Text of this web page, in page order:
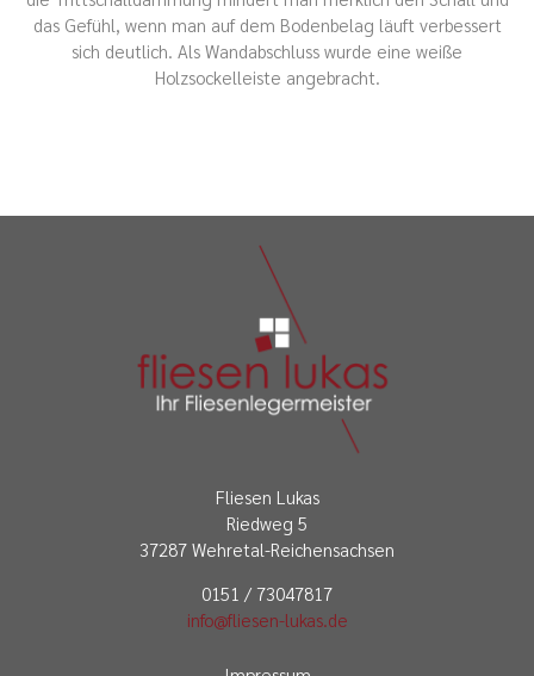
das Gefühl, wenn man auf dem Bodenbelag läuft verbessert
sich deutlich. Als Wandabschluss wurde eine weiße
Holzsockelleiste angebracht.
Fliesen Lukas
Riedweg 5
37287 Wehretal-Reichensachsen
0151 / 73047817
info@fliesen-lukas.de